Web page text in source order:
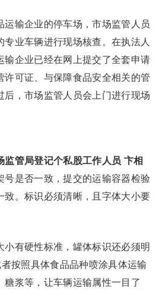
运输企业的停车场，市场监管人员
专业车辆进行现场核查。在执法人
输企业已经在网上提交了全套申请
许可证、与保障食品安全相关的管
后，市场监管人员会上门进行现场
监管局登记个私股工作人员 卞相
号是否一致，提交的运输容器检验
致。标识必须清晰，且字体大小要
小有硬性标准，罐体标识还必须明
按照具体食品品种喷涂具体运输
糖浆等，让车辆运输属性一目了